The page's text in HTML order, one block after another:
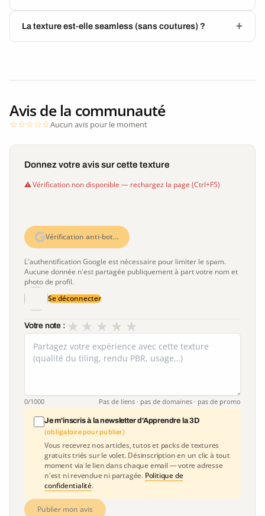
La texture est-elle seamless (sans coutures) ?
Avis de la communauté
Aucun avis pour le moment
Donnez votre avis sur cette texture
Vérification non disponible — rechargez la page (Ctrl+F5)
Vérification anti-bot…
L'authentification Google est nécessaire pour limiter le spam.
Aucune donnée n'est partagée publiquement à part votre nom et
photo de profil.
Se déconnecter
Votre note : ★
★
★
★
★
0/1000 Pas de liens · pas de domaines · pas de promo
Je m'inscris à la newsletter d'Apprendre la 3D
(obligatoire pour publier)
Vous recevrez nos articles, tutos et packs de textures
gratuits triés sur le volet. Désinscription en un clic à tout
moment via le lien dans chaque email — votre adresse
n'est ni revendue ni partagée. Politique de
confidentialité.
Publier mon avis